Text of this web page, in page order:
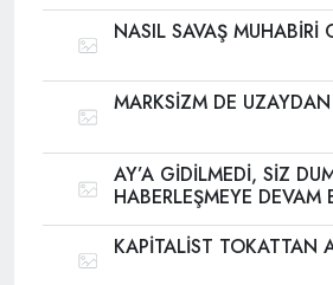
NASIL SAVAŞ MUHABİRİ
MARKSİZM DE
AY’A GİDİLMEDİ, SİZ
HABERLEŞMEYE DEVAM
KAPİTALİST TOKATTAN